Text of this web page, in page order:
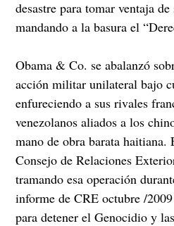
desastre para tomar ventaja
mandando a la basura el
Obama & Co. se abalanzó
acción militar unilateral bajo
enfureciendo a sus rivales
venezolanos aliados a los
mano de obra barata haitiana.
Consejo de Relaciones
tramando esa operación
informe de CRE octubre /
para detener el Genocidio y